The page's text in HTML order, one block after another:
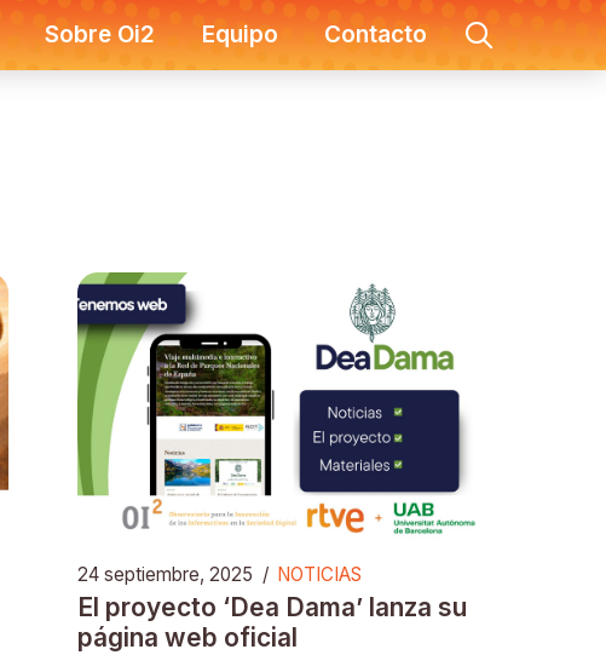
Sobre Oi2 Equipo Contacto
24 septiembre, 2025 / NOTICIAS
El proyecto ‘Dea Dama’ lanza su
página web oficial